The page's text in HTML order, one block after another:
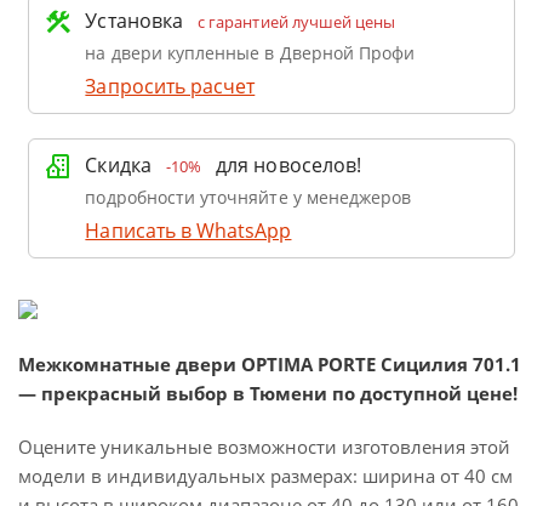
Установка с гарантией лучшей цены
на двери купленные в Дверной Профи
Запросить расчет
Скидка -10% для новоселов!
подробности уточняйте у менеджеров
Написать в WhatsApp
Межкомнатные двери OPTIMA PORTE Сицилия 701.1
— прекрасный выбор в Тюмени по доступной цене!
Оцените уникальные возможности изготовления этой
модели в индивидуальных размерах: ширина от 40 см